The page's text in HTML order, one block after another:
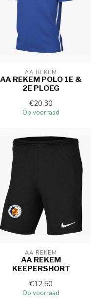
AA REKEM
AA REKEM POLO 1E &
2E PLOEG
€20,30
Op voorraad
AA REKEM
AA REKEM
KEEPERSHORT
€12,50
Op voorraad